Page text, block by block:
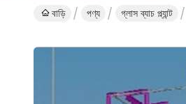
বাড়ি পণ্য গ্লাস ব্যাচ প্ল্যান্ট